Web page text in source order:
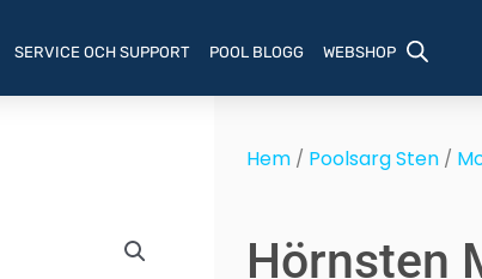
SERVICE OCH SUPPORT POOL BLOGG WEBSHOP
Hem/ Poolsarg Sten/
Hörnsten